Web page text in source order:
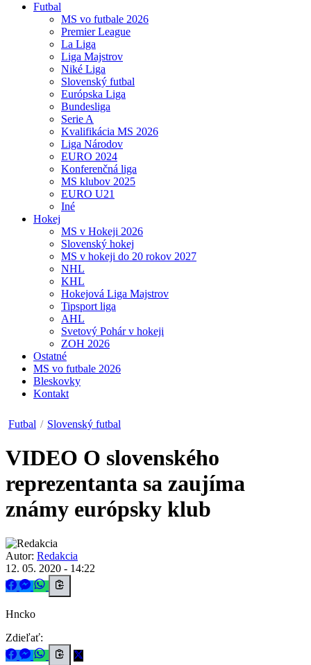
Futbal
MS vo futbale 2026
Premier League
La Liga
Liga Majstrov
Niké Liga
Slovenský futbal
Európska Liga
Bundesliga
Serie A
Kvalifikácia MS 2026
Liga Národov
EURO 2024
Konferenčná liga
MS klubov 2025
EURO U21
Iné
Hokej
MS v Hokeji 2026
Slovenský hokej
MS v hokeji do 20 rokov 2027
NHL
KHL
Hokejová Liga Majstrov
Tipsport liga
AHL
Svetový Pohár v hokeji
ZOH 2026
Ostatné
MS vo futbale 2026
Bleskovky
Kontakt
Futbal / Slovenský futbal
VIDEO O slovenského
reprezentanta sa zaujíma
známy európsky klub
Autor: Redakcia
12. 05. 2020 - 14:22
Hncko
Zdieľať: